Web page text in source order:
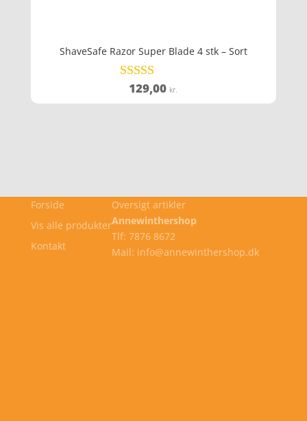
ShaveSafe Razor Super Blade 4 stk – Sort
Vurderet
4
129,00 kr.
Forside
Vis alle produkter
Kontakt
Oversigt artikler
Annewinthershop
Tlf: 7876 8672
Mail: info@annewinthershop.dk